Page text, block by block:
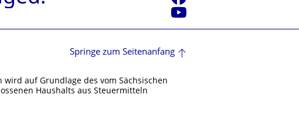
Youtube
Springe zum Seitenanfang
wird auf Grundlage des vom Sächsischen
Haushalts aus Steuermitteln